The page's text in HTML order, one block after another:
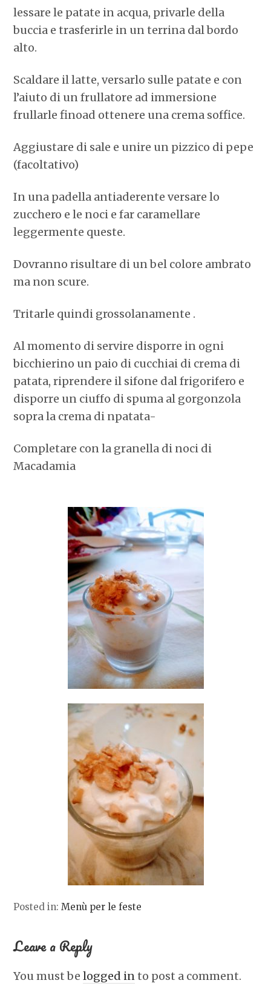
lessare le patate in acqua, privarle della
buccia e trasferirle in un terrina dal bordo
alto.
Scaldare il latte, versarlo sulle patate e con
l’aiuto di un frullatore ad immersione
frullarle finoad ottenere una crema soffice.
Aggiustare di sale e unire un pizzico di pepe
(facoltativo)
In una padella antiaderente versare lo
zucchero e le noci e far caramellare
leggermente queste.
Dovranno risultare di un bel colore ambrato
ma non scure.
Tritarle quindi grossolanamente .
Al momento di servire disporre in ogni
bicchierino un paio di cucchiai di crema di
patata, riprendere il sifone dal frigorifero e
disporre un ciuffo di spuma al gorgonzola
sopra la crema di npatata-
Completare con la granella di noci di
Macadamia
Posted in:Menù per le feste
Leave a Reply
You must belogged into post a comment.